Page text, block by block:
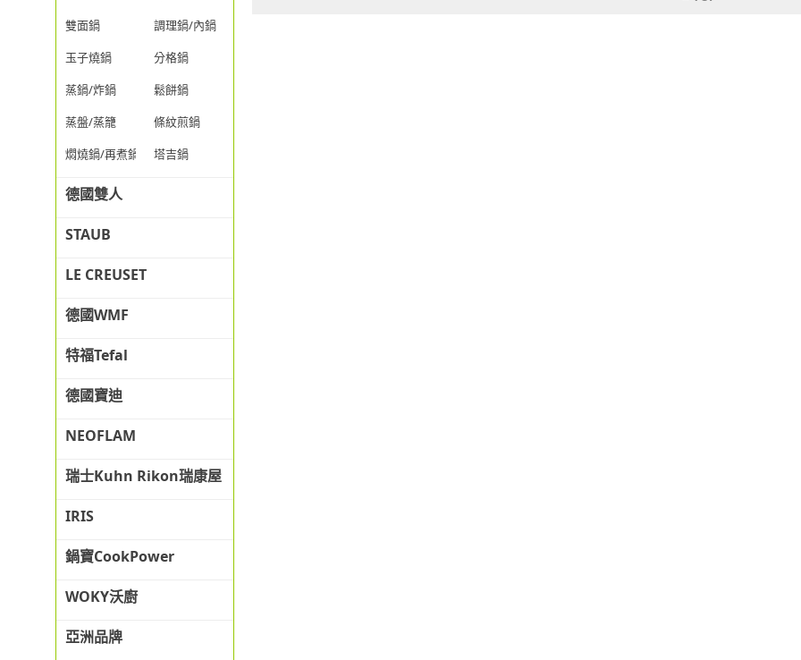
雙面鍋
調理鍋/內鍋
玉子燒鍋
分格鍋
蒸鍋/炸鍋
鬆餅鍋
蒸盤/蒸籠
條紋煎鍋
燜燒鍋/再煮鍋
塔吉鍋
德國雙人
STAUB
LE CREUSET
德國WMF
特福Tefal
德國寶迪
NEOFLAM
瑞士Kuhn Rikon瑞康屋
IRIS
鍋寶CookPower
WOKY沃廚
亞洲品牌